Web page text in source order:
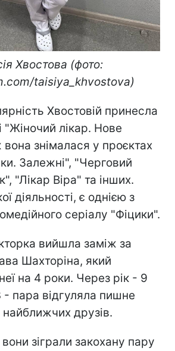
Хвостова (фото:
taisiya_khvostova)
Хвостовій принесла
"Жіночий лікар. Нове
знімалася у проєктах
Залежні", "Черговий
"Лікар Віра" та інших.
діяльності, є однією з
серіалу "Фіцики".
вийшла заміж за
Шахторіна, який
на 4 роки. Через рік - 9
пара відгуляла пишне
найближчих друзів.
зіграли закохану пару